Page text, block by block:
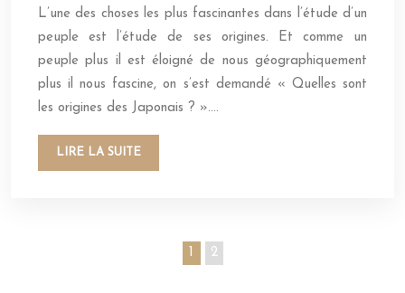
L’une des choses les plus fascinantes dans l’étude d’un
peuple est l’étude de ses origines. Et comme un
peuple plus il est éloigné de nous géographiquement
plus il nous fascine, on s’est demandé « Quelles sont
les origines des Japonais ? »….
LIRE LA SUITE
1 2